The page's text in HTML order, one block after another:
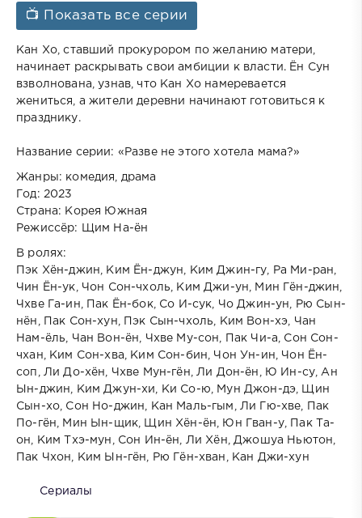
📺 Показать все серии
Кан Хо, ставший прокурором по желанию матери,
начинает раскрывать свои амбиции к власти. Ён Сун
взволнована, узнав, что Кан Хо намеревается
жениться, а жители деревни начинают готовиться к
празднику.
Название серии: «Разве не этого хотела мама?»
Жанры: комедия, драма
Год: 2023
Страна: Корея Южная
Режиссёр: Щим На-ён
В ролях:
Пэк Хён-джин, Ким Ён-джун, Ким Джин-гу, Ра Ми-ран,
Чин Ён-ук, Чон Сон-чхоль, Ким Джи-ун, Мин Гён-джин,
Чхве Га-ин, Пак Ён-бок, Со И-сук, Чо Джин-ун, Рю Сын-
нён, Пак Сон-хун, Пэк Сын-чхоль, Ким Вон-хэ, Чан
Нам-ёль, Чан Вон-ён, Чхве Му-сон, Пак Чи-а, Сон Сон-
чхан, Ким Сон-хва, Ким Сон-бин, Чон Ун-ин, Чон Ён-
соп, Ли До-хён, Чхве Мун-гён, Ли Дон-ён, Ю Ин-су, Ан
Ын-джин, Ким Джун-хи, Ки Со-ю, Мун Джон-дэ, Щин
Сын-хо, Сон Но-джин, Кан Маль-гым, Ли Гю-хве, Пак
По-гён, Мин Ын-щик, Щин Хён-ён, Юн Гван-у, Пак Та-
он, Ким Тхэ-мун, Сон Ин-ён, Ли Хён, Джошуа Ньютон,
Пак Чхон, Ким Ын-гён, Рю Гён-хван, Кан Джи-хун
Сериалы